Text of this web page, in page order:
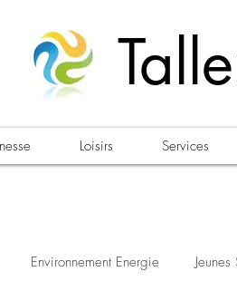
Loisirs Services
Environnement Energie